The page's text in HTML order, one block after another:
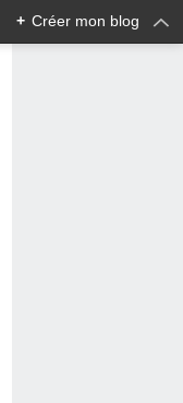
+ Créer mon blog